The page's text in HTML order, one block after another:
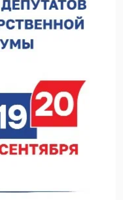
наградили лидеров
отмечен на конкурсе «ТИМ-